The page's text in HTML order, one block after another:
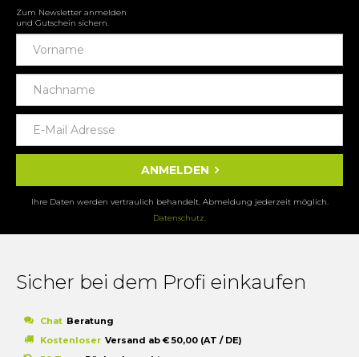
Zum Newsletter anmelden
und Gutschein sichern.
ANMELDEN
Ihre Daten werden vertraulich behandelt. Abmeldung jederzeit möglich.
Datenschutz.
Sicher bei dem Profi einkaufen
Chat Beratung
Kostenloser Versand ab € 50,00 (AT / DE)